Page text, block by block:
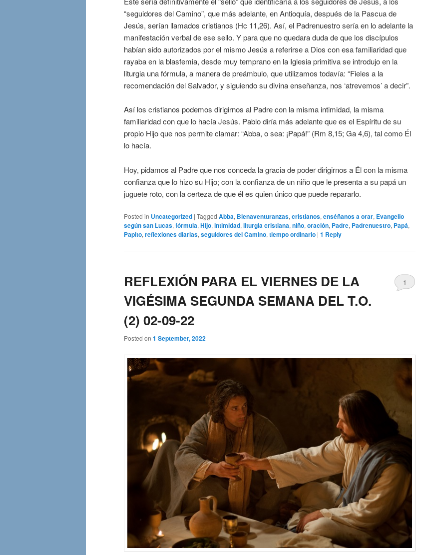
“seguidores del Camino”, que más adelante, en Antioquía, después de la Pascua de
Jesús, serían llamados cristianos (Hc 11,26). Así, el Padrenuestro sería en lo adelante la
manifestación verbal de ese sello. Y para que no quedara duda de que los discípulos
habían sido autorizados por el mismo Jesús a referirse a Dios con esa familiaridad que
rayaba en la blasfemia, desde muy temprano en la Iglesia primitiva se introdujo en la
liturgia una fórmula, a manera de preámbulo, que utilizamos todavía: “Fieles a la
recomendación del Salvador, y siguiendo su divina enseñanza, nos ‘atrevemos’ a decir”.
Así los cristianos podemos dirigirnos al Padre con la misma intimidad, la misma
familiaridad con que lo hacía Jesús. Pablo diría más adelante que es el Espíritu de su
propio Hijo que nos permite clamar: “Abba, o sea: ¡Papá!” (Rm 8,15; Ga 4,6), tal como Él
lo hacía.
Hoy, pidamos al Padre que nos conceda la gracia de poder dirigirnos a Él con la misma
confianza que lo hizo su Hijo; con la confianza de un niño que le presenta a su papá un
juguete roto, con la certeza de que él es quien único que puede repararlo.
Posted in Uncategorized | Tagged Abba, Bienaventuranzas, cristianos, enséñanos a orar, Evangelio
según san Lucas, fórmula, Hijo, intimidad, liturgia cristiana, niño, oración, Padre, Padrenuestro, Papá,
Papito, reflexiones diarias, seguidores del Camino, tiempo ordinario | 1 Reply
REFLEXIÓN PARA EL VIERNES DE LA
VIGÉSIMA SEGUNDA SEMANA DEL T.O.
(2) 02-09-22
Posted on 1 September, 2022
1